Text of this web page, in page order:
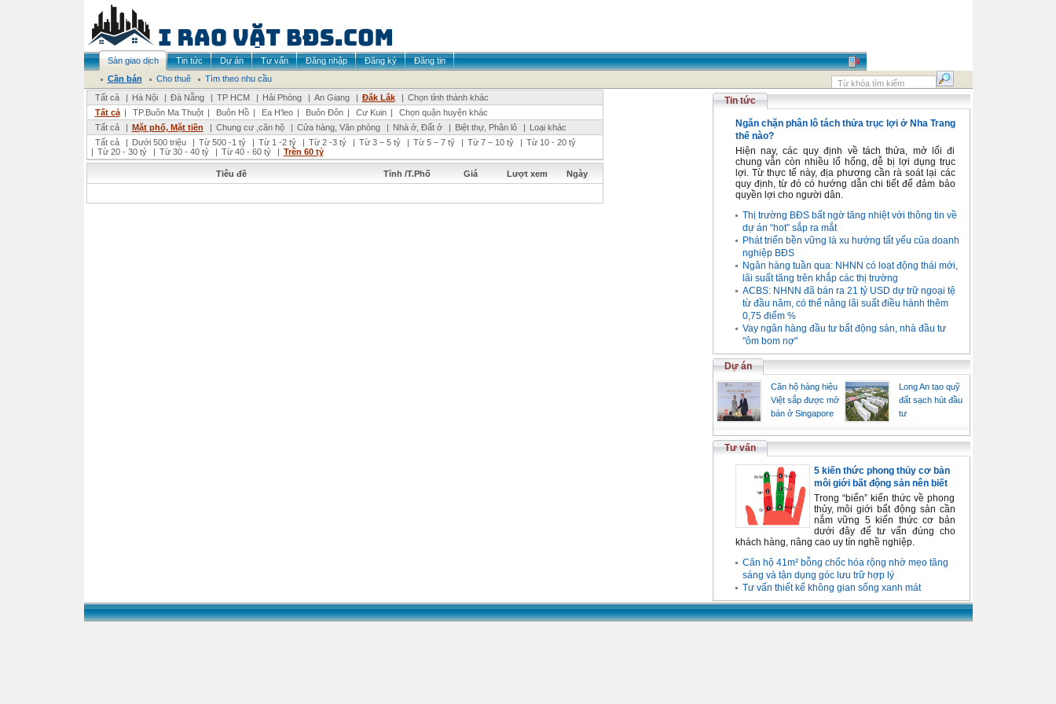
Sàn giao dịch Tin tức Dự án Tư vấn Đăng nhập Đăng ký
Đăng tin
Cần bán
Cho thuê
Tìm theo nhu cầu
Tất cả
| Hà Nội | Đà Nẵng | TP HCM | Hải Phòng | An Giang | Đắk Lắk | Chọn tỉnh thành khác
Tất cả | TP.Buôn Ma Thuột | Buôn Hồ | Ea H'leo | Buôn Đôn | Cư Kuin |
Chọn quận huyện khác
Tất cả
| Mặt phố, Mặt tiền | Chung cư ,căn hộ | Cửa hàng, Văn phòng | Nhà ở, Đất ở | Biệt thự, Phân lô | Loại khác
Tất cả
| Dưới 500 triệu | Từ 500 -1 tỷ | Từ 1 -2 tỷ | Từ 2 -3 tỷ | Từ 3 – 5 tỷ | Từ 5 – 7 tỷ | Từ 7 – 10 tỷ | Từ 10 - 20 tỷ
| Từ 20 - 30 tỷ | Từ 30 - 40 tỷ | Từ 40 - 60 tỷ | Trên 60 tỷ
Tiêu đề Tỉnh /T.Phố Giá Lượt xem Ngày
Tin tức
Ngăn chặn phân lô tách thửa trục lợi ở Nha Trang
thế nào?
Hiện nay, các quy định về tách thửa, mở lối đi
chung vẫn còn nhiều lổ hổng, dễ bị lợi dụng trục
lợi. Từ thực tế này, địa phương cần rà soát lại các
quy định, từ đó có hướng dẫn chi tiết để đảm bảo
quyền lợi cho người dân.
Thị trường BĐS bất ngờ tăng nhiệt với thông tin về
dự án “hot” sắp ra mắt
Phát triển bền vững là xu hướng tất yếu của doanh
nghiệp BĐS
Ngân hàng tuần qua: NHNN có loạt động thái mới,
lãi suất tăng trên khắp các thị trường
ACBS: NHNN đã bán ra 21 tỷ USD dự trữ ngoại tệ
từ đầu năm, có thể nâng lãi suất điều hành thêm
0,75 điểm %
Vay ngân hàng đầu tư bất động sản, nhà đầu tư
"ôm bom nợ"
Dự án
Căn hộ hàng hiệu
Việt sắp được mở
bán ở Singapore
Long An tạo quỹ
đất sạch hút đầu
tư
Tư vấn
5 kiến thức phong thủy cơ bản
môi giới bất động sản nên biết
Trong “biển” kiến thức về phong
thủy, môi giới bất động sản cần
nắm vững 5 kiến thức cơ bản
dưới đây để tư vấn đúng cho
khách hàng, nâng cao uy tín nghề nghiệp.
Căn hộ 41m² bỗng chốc hóa rộng nhờ mẹo tăng
sáng và tận dụng góc lưu trữ hợp lý
Tư vấn thiết kế không gian sống xanh mát